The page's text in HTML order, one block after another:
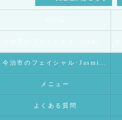
今治市のフェイシャル･Jasmineのお客様の声
メニュー
よくある質問